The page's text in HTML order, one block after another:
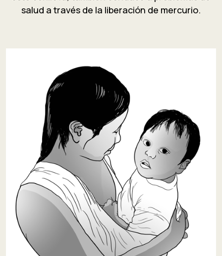
salud a través de la liberación de mercurio.